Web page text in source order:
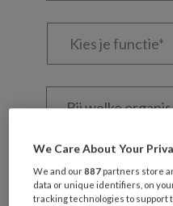
Kies
Bij
welke
werk
Untitled
Ontvang 2x per
We Care About Your
We and our887 partners store
data or unique identifiers, on
tracking technologies to support